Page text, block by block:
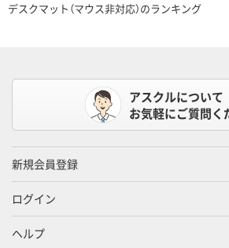
デスクマット（マウス非対応）のランキング
アスクルについて
お気軽にご質問く
新規会員登録
ログイン
ヘルプ